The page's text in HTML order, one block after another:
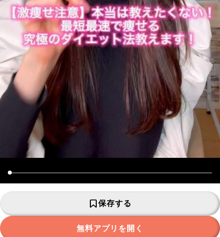
保存する
無料アプリを開く